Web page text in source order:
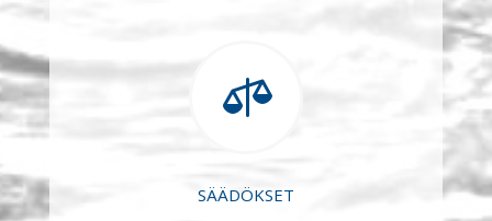

SÄÄDÖKSET